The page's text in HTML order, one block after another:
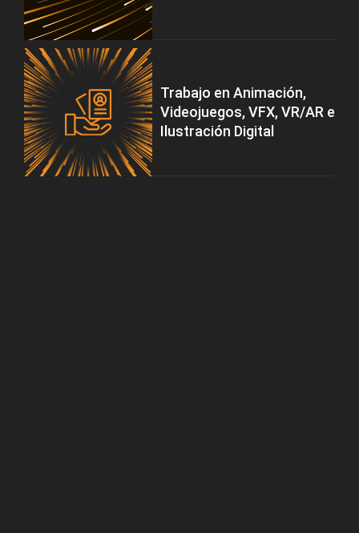
Trabajo en Animación,
Videojuegos, VFX, VR/AR e
Ilustración Digital